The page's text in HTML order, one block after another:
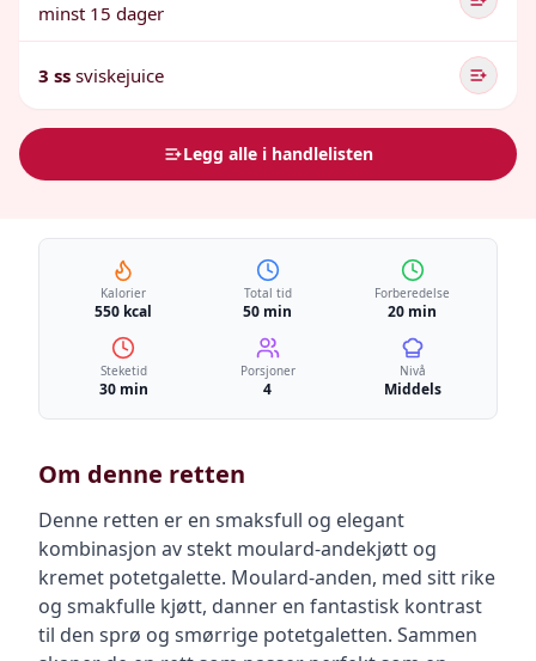
minst 15 dager
3 ss sviskejuice
Legg alle i handlelisten
Kalorier
550 kcal
Total tid
50 min
Forberedelse
20 min
Steketid
30 min
Porsjoner
4
Nivå
Middels
Om denne retten
Denne retten er en smaksfull og elegant
kombinasjon av stekt moulard-andekjøtt og
kremet potetgalette. Moulard-anden, med sitt rike
og smakfulle kjøtt, danner en fantastisk kontrast
til den sprø og smørrige potetgaletten. Sammen